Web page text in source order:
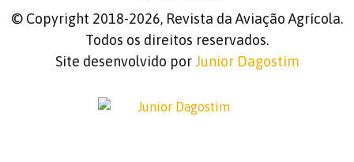
© Copyright 2018-2026, Revista da Aviação Agrícola.
Todos os direitos reservados.
Site desenvolvido porJunior Dagostim